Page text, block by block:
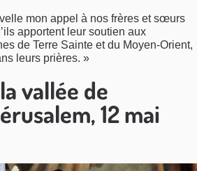
mon appel à nos frères et sœurs
apportent leur soutien aux
de Terre Sainte et du Moyen-Orient,
leurs prières. »
vallée de
12 mai